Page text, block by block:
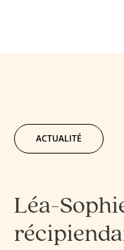
ACTUALITÉ
Léa-